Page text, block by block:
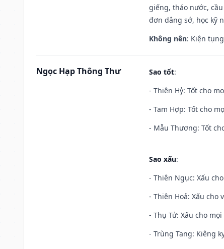
giếng, tháo nước,
đơn dâng sớ, học kỹ
Không nên: Kiện
Ngọc Hạp Thông Thư Sao tốt:
- Thiên Hỷ: Tốt cho
- Tam Hợp: Tốt cho
- Mẫu Thương: Tốt
Sao xấu:
- Thiên Ngục: Xấu
- Thiên Hoả: Xấu cho
- Thụ Tử: Xấu cho
- Trùng Tang: Kiêng